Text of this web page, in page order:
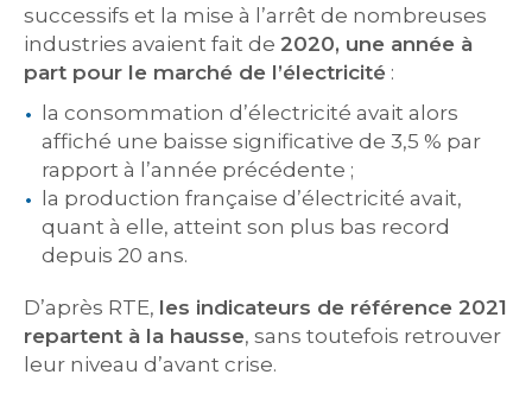
successifs et la mise à l’arrêt de nombreuses
industries avaient fait de 2020, une année à
part pour le marché de l’électricité :
la consommation d’électricité avait alors
affiché une baisse significative de 3,5 % par
rapport à l’année précédente ;
la production française d’électricité avait,
quant à elle, atteint son plus bas record
depuis 20 ans.
D’après RTE, les indicateurs de référence 2021
repartent à la hausse, sans toutefois retrouver
leur niveau d’avant crise.